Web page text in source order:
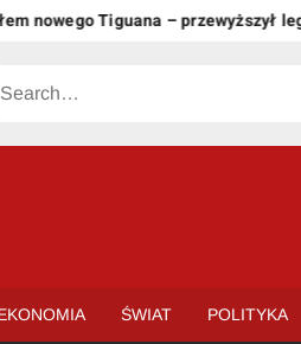
Tiguana – przewyższył
świat
ŚWIAT POLITYKA